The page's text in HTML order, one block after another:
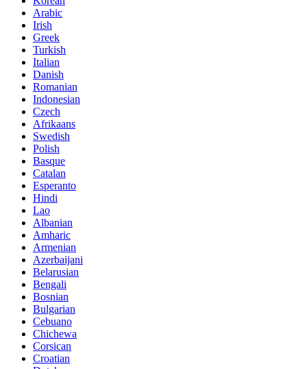
Arabic
Irish
Greek
Turkish
Italian
Danish
Romanian
Indonesian
Czech
Afrikaans
Swedish
Polish
Basque
Catalan
Esperanto
Hindi
Lao
Albanian
Amharic
Armenian
Azerbaijani
Belarusian
Bengali
Bosnian
Bulgarian
Cebuano
Chichewa
Corsican
Croatian